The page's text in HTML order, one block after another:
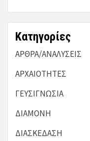
Kατηγορίες
ΑΡΘΡΑ/ΑΝΑΛΥΣΕΙΣ
ΑΡΧΑΙΟΤΗΤΕΣ
ΓΕΥΣΙΓΝΩΣΙΑ
ΔΙΑΜΟΝΗ
ΔΙΑΣΚΕΔΑΣΗ